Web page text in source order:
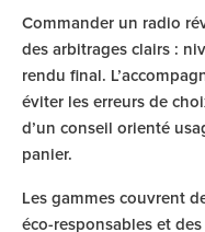
Commander un radio
des arbitrages clairs :
rendu final.
éviter les erreurs de
d’un conseil orienté
panier.
Les gammes couvrent
éco-responsables et